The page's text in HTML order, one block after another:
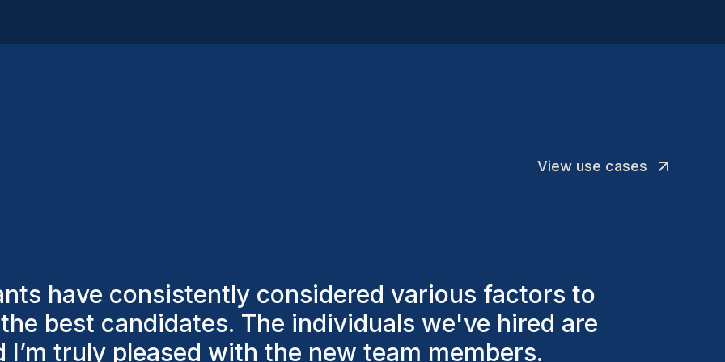
View use cases
remarkable! In just 3 to 4 years, we've successfully
Homini offers a smooth and efficient way to
candidates through multiple channels.